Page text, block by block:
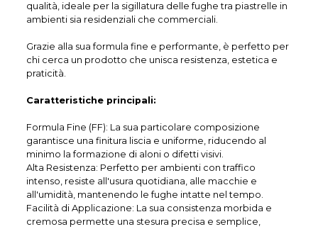
qualità, ideale per la sigillatura delle fughe tra piastrelle in
ambienti sia residenziali che commerciali.
Grazie alla sua formula fine e performante, è perfetto per
chi cerca un prodotto che unisca resistenza, estetica e
praticità.
Caratteristiche principali:
Formula Fine (FF): La sua particolare composizione
garantisce una finitura liscia e uniforme, riducendo al
minimo la formazione di aloni o difetti visivi.
Alta Resistenza: Perfetto per ambienti con traffico
intenso, resiste all'usura quotidiana, alle macchie e
all'umidità, mantenendo le fughe intatte nel tempo.
Facilità di Applicazione: La sua consistenza morbida e
cremosa permette una stesura precisa e semplice,